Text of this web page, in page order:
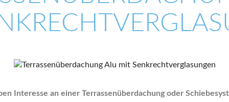
Interesse an einer Terrassenüberdachung oder